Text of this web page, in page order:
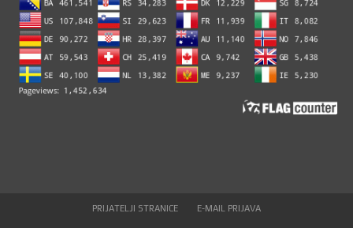
PRIJATELJI STRANICE E-MAIL PRIJAVA